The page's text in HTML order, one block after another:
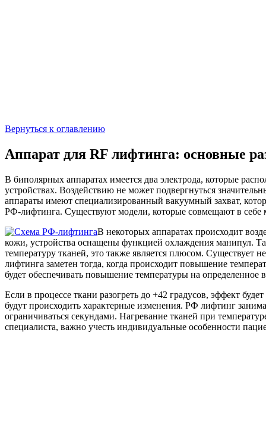
Вернуться к оглавлению
Аппарат для RF лифтинга: основные
В биполярных аппаратах имеется два электрода, которые
устройствах. Воздействию не может подвергнуться
аппараты имеют специализированный вакуумный захват,
РФ-лифтинга. Существуют модели, которые совмещают в себе
В некоторых аппаратах происходит
кожи, устройства оснащены функцией охлаждения манипул.
температуру тканей, это также является плюсом.
лифтинга заметен тогда, когда происходит повышение
будет обеспечивать повышение температуры на определенное
Если в процессе ткани разогреть до +42 градусов, эффект
будут происходить характерные изменения. РФ лифтинг
ограничиваться секундами. Нагревание тканей при
специалиста, важно учесть индивидуальные особенности